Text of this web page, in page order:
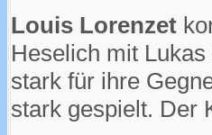
Louis Lorenzet
Heselich mit
stark für ihre
stark gespielt. Der